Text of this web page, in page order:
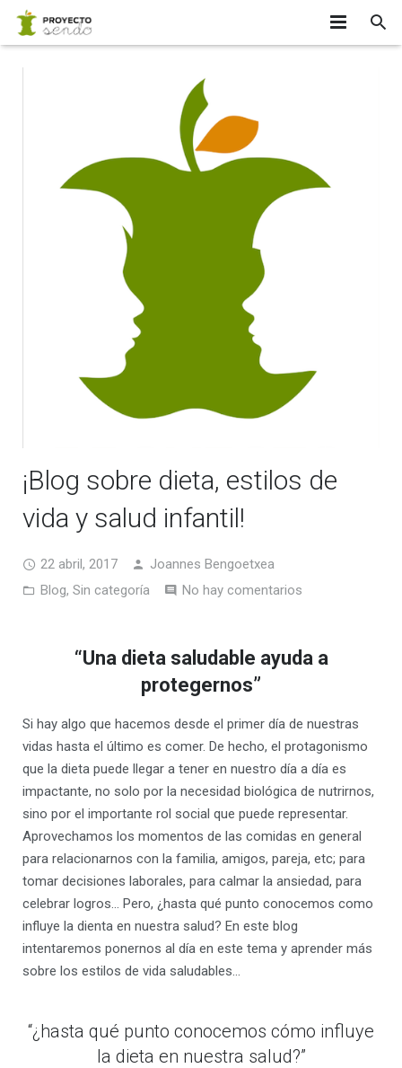
INICIO
APÚNTATE
¡Blog sobre dieta, estilos de
vida y salud infantil!
22 abril, 2017
Joannes Bengoetxea
Blog, Sin categoría No hay comentarios
“Una dieta saludable ayuda a
protegernos”
Si hay algo que hacemos desde el primer día de nuestras
vidas hasta el último es comer. De hecho, el protagonismo
que la dieta puede llegar a tener en nuestro día a día es
impactante, no solo por la necesidad biológica de nutrirnos,
sino por el importante rol social que puede representar.
Aprovechamos los momentos de las comidas en general
para relacionarnos con la familia, amigos, pareja, etc; para
tomar decisiones laborales, para calmar la ansiedad, para
celebrar logros… Pero, ¿hasta qué punto conocemos como
influye la dienta en nuestra salud? En este blog
intentaremos ponernos al día en este tema y aprender más
sobre los estilos de vida saludables…
“¿hasta qué punto conocemos cómo influye
la dieta en nuestra salud?”